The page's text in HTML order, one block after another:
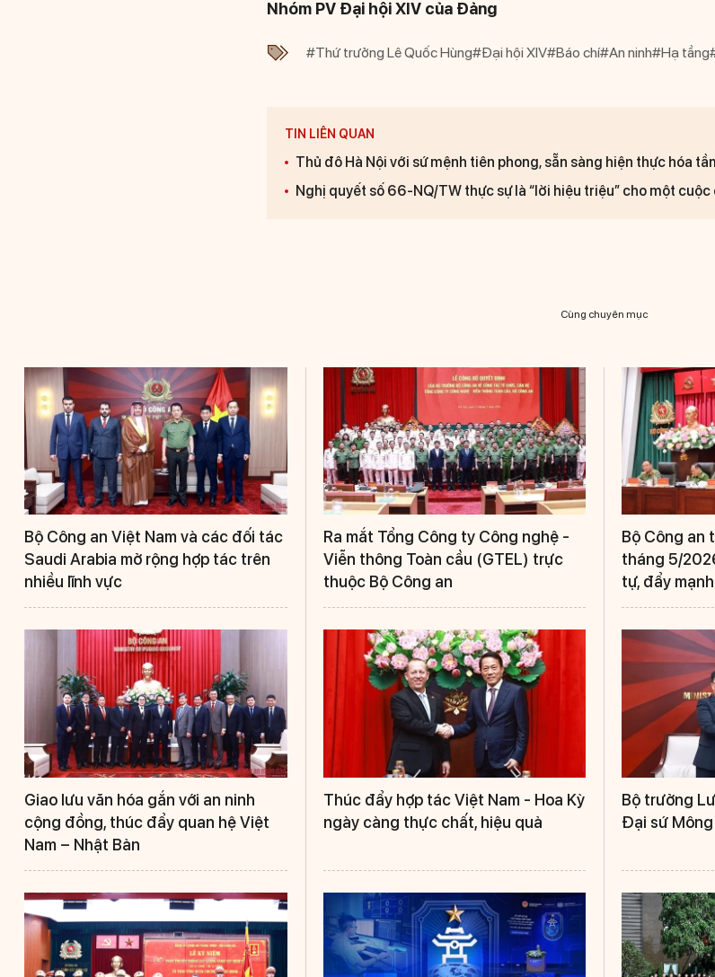
Nhóm PV Đại hội XIV của Đảng
#Thứ trưởng Lê Quốc Hùng#Đại hội XIV#Báo chí#An ninh#Hạ tầng
TIN LIÊN QUAN
Thủ đô Hà Nội với sứ mệnh tiên phong, sẵn sàng hiện thực hóa
Nghị quyết số 66-NQ/TW thực sự là “lời hiệu triệu” cho một
Cùng chuyên mục
Bộ Công an Việt Nam và các đối tác
Saudi Arabia mở rộng hợp tác trên
nhiều lĩnh vực
Ra mắt Tổng Công ty Công nghệ -
Viễn thông Toàn cầu (GTEL) trực
thuộc Bộ Công an
Bộ Công an
tháng 5/
tự, đẩy
Giao lưu văn hóa gắn với an ninh
cộng đồng, thúc đẩy quan hệ Việt
Nam – Nhật Bản
Thúc đẩy hợp tác Việt Nam - Hoa Kỳ
ngày càng thực chất, hiệu quả
Bộ trưởng
Đại sứ